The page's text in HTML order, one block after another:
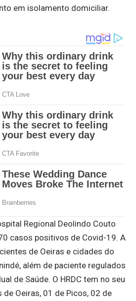
em isolamento domiciliar.
Regional Deolindo Couto
casos positivos de Covid-19. A
de Oeiras e cidades do
além de paciente regulados
de Saúde. O HRDC tem no seu
Oeiras, 01 de Picos, 02 de